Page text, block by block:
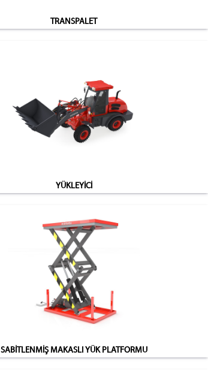
TRANSPALET
YÜKLEYİCİ
SABİTLENMİŞ MAKASLI YÜK PLATFORMU